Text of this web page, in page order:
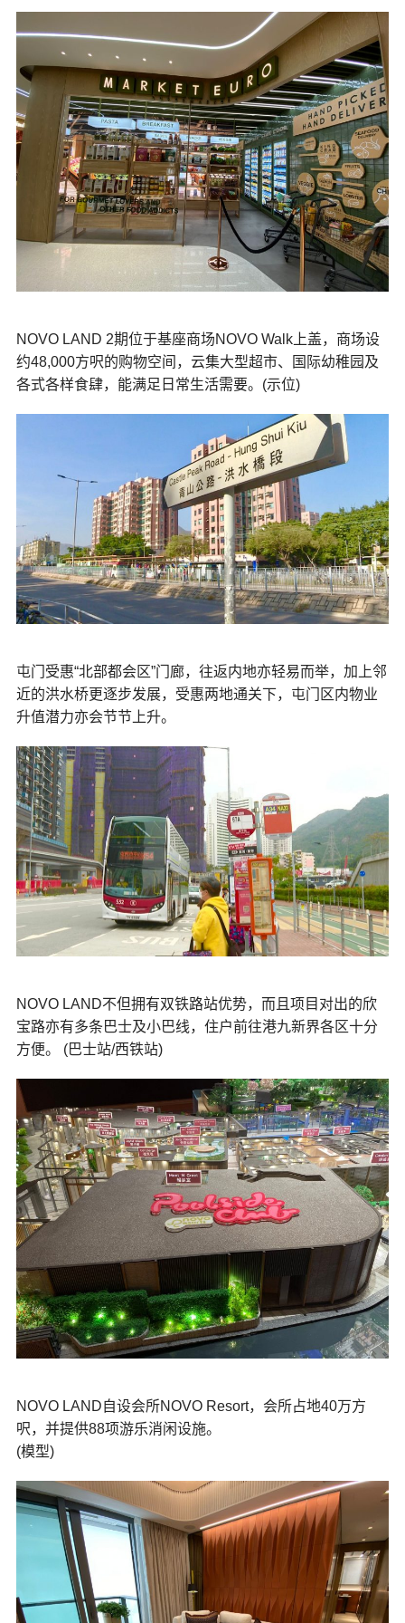
NOVO LAND 2期位于基座商场NOVO Walk上盖，商场设
约48,000方呎的购物空间，云集大型超市、国际幼稚园及
各式各样食肆，能满足日常生活需要。(示位)
屯门受惠“北部都会区”门廊，往返内地亦轻易而举，加上邻
近的洪水桥更逐步发展，受惠两地通关下，屯门区内物业
升值潜力亦会节节上升。
NOVO LAND不但拥有双铁路站优势，而且项目对出的欣
宝路亦有多条巴士及小巴线，住户前往港九新界各区十分
方便。 (巴士站/西铁站)
NOVO LAND自设会所NOVO Resort，会所占地40万方
呎，并提供88项游乐消闲设施。
(模型)